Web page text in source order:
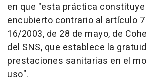
en que "esta práctica
encubierto contrario al artículo
16/2003, de 28 de mayo, de
del SNS, que establece la
prestaciones sanitarias en el
uso".